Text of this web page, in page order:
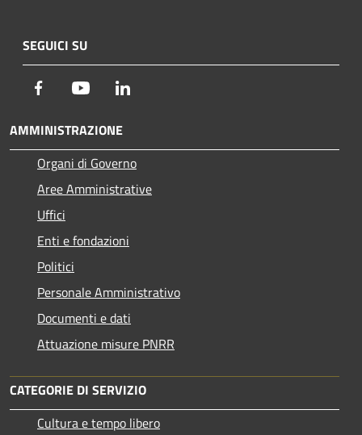
SEGUICI SU
Facebook Youtube
AMMINISTRAZIONE
Organi di Governo
Aree Amministrative
Uffici
Enti e fondazioni
Politici
Personale Amministrativo
Documenti e dati
Attuazione misure PNRR
CATEGORIE DI SERVIZIO
Cultura e tempo libero